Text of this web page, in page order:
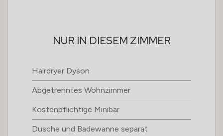
NUR IN DIESEM ZIMMER
Hairdryer Dyson
Abgetrenntes Wohnzimmer
Kostenpflichtige Minibar
Dusche und Badewanne separat